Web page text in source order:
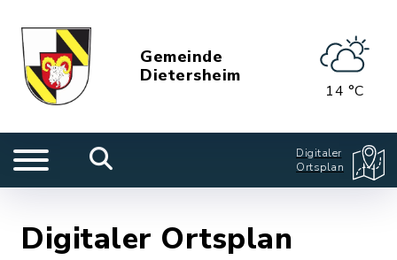
Gemeinde
Dietersheim
14 °C
Digitaler
Ortsplan
Digitaler Ortsplan